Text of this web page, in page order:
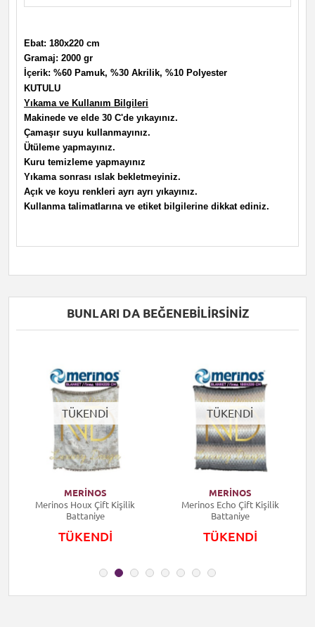
Ebat: 180x220 cm
Gramaj: 2000 gr
İçerik: %60 Pamuk, %30 Akrilik, %10 Polyester
KUTULU
Yıkama ve Kullanım Bilgileri
Makinede ve elde 30 C'de yıkayınız.
Çamaşır suyu kullanmayınız.
Ütüleme yapmayınız.
Kuru temizleme yapmayınız
Yıkama sonrası ıslak bekletmeyiniz.
Açık ve koyu renkleri ayrı ayrı yıkayınız.
Kullanma talimatlarına ve etiket bilgilerine dikkat ediniz.
BUNLARI DA BEĞENEBILIRSINIZ
TÜKENDİ
MERİNOS
Merinos Houx Çift Kişilik
Battaniye
TÜKENDİ
TÜKENDİ
MERİNOS
Merinos Echo Çift Kişilik
Battaniye
TÜKENDİ